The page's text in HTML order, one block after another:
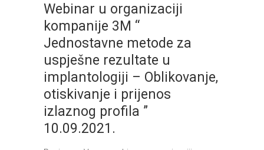
Webinar u organizaciji
kompanije 3M “
Jednostavne metode za
uspješne rezultate u
implantologiji – Oblikovanje,
otiskivanje i prijenos
izlaznog profila ”
10.09.2021.